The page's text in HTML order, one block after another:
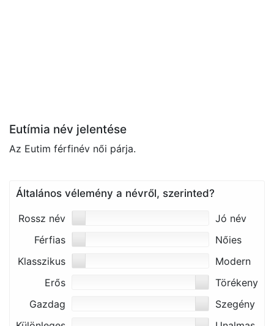
Eutímia név jelentése
Az Eutim férfinév női párja.
Általános vélemény a névről, szerinted?
Rossz név
Jó név
Férfias
Nőies
Klasszikus
Modern
Erős
Törékeny
Gazdag
Szegény